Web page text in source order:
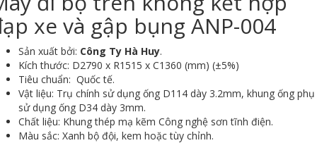
xe và gập bụng ANP-004
Sản xuất bởi: Công Ty Hà Huy.
Kích thước: D2790 x R1515 x C1360 (mm) (±5%)
Tiêu chuẩn: Quốc tế.
Vật liệu: Trụ chính sử dụng ống D114 dày 3.2mm, khung ống phụ
sử dụng ống D34 dày 3mm.
Chất liệu: Khung thép mạ kẽm Công nghệ sơn tĩnh điện.
Màu sắc: Xanh bộ đội, kem hoặc tùy chỉnh.